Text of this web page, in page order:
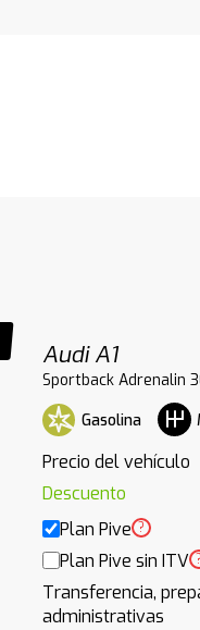
Audi A1
Sportback Adrenalin
Gasolina
Precio del vehículo
Descuento
Plan Pive ?
Plan Pive sin ITV ?
Transferencia,
administrativas